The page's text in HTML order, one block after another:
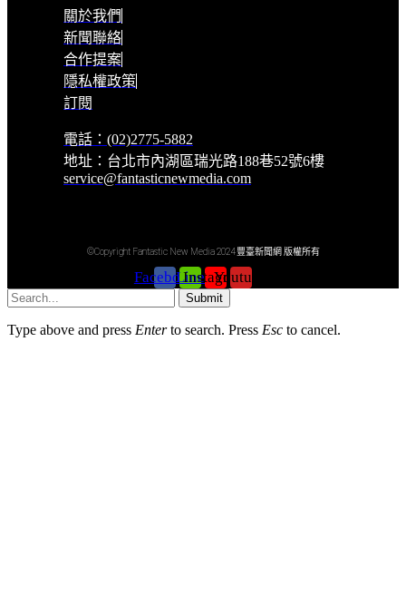
關於我們
新聞聯絡
合作提案
隱私權政策
訂閱
電話：(02)2775-5882
地址：台北市內湖區瑞光路188巷52號6樓
service@fantasticnewmedia.com
©Copyright Fantastic New Media 2024 豐臺新聞網 版權所有
Facebook
Line
Instagram
Youtube
Submit
Type above and press Enterto search. Press Esc to cancel.